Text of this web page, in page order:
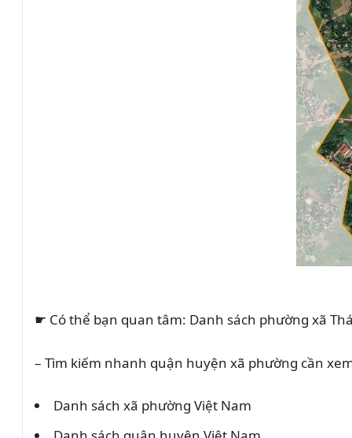
☛ Có thể bạn quan tâm: Danh sách phường xã
– Tìm kiếm nhanh quận huyện xã phường cần
Danh sách xã phường Việt Nam